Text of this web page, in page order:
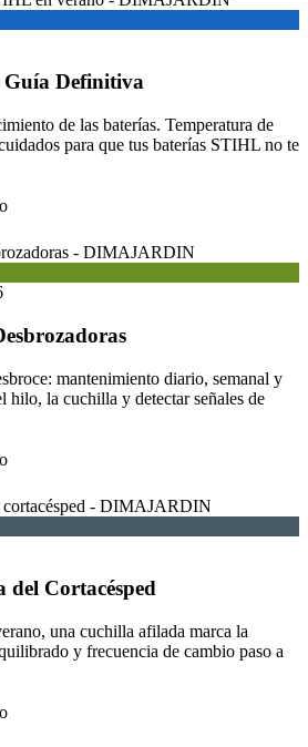
Guía Definitiva
de las baterías. Temperatura de
para que tus baterías STIHL no te
mantenimiento diario, semanal y
hilo, la cuchilla y detectar señales de
Cortacésped
una cuchilla afilada marca la
y frecuencia de cambio paso a